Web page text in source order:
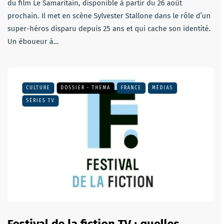
du film Le Samaritain, disponible à partir du 26 août
prochain. Il met en scène Sylvester Stallone dans le rôle d’un
super-héros disparu depuis 25 ans et qui cache son identité.
Un éboueur à…
CULTURE DOSSIER - THEMA FRANCE MÉDIAS
SÉRIES TV